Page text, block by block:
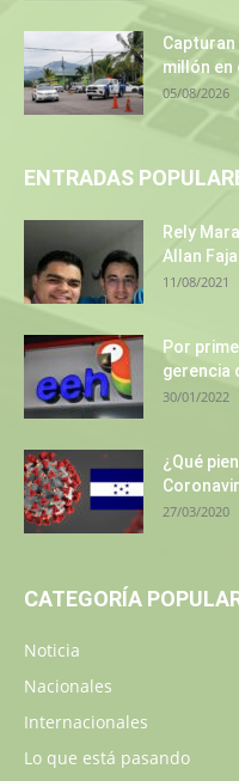
millón
05/08/2026
ENTRADAS
Rely
Allan
11/08/2021
Por
gerencia
30/01/2022
¿Qué
27/03/2020
CATEGORÍA
Noticia
Nacionales
Internacionales
Lo que está pasando